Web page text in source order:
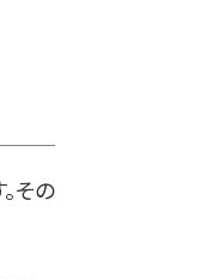
その